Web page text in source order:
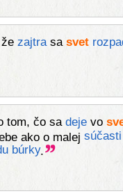
zajtrasa svet
tom, čo sa dejevo
ako o malej súčasti
búrky.